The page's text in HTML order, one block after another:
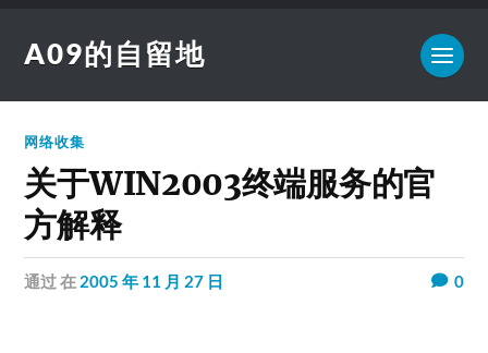
A09的自留地
网络收集
关于WIN2003终端服务的官
方解释
通过在 2005 年 11 月 27 日 0